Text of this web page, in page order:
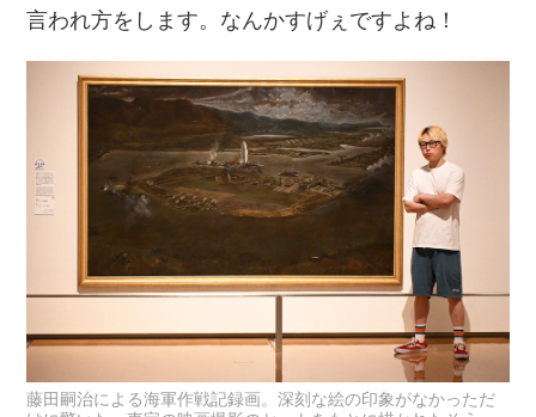
言われ方をします。なんかすげぇですよね！
藤田嗣治による海軍作戦記録画。深刻な絵の印象がなかっただ